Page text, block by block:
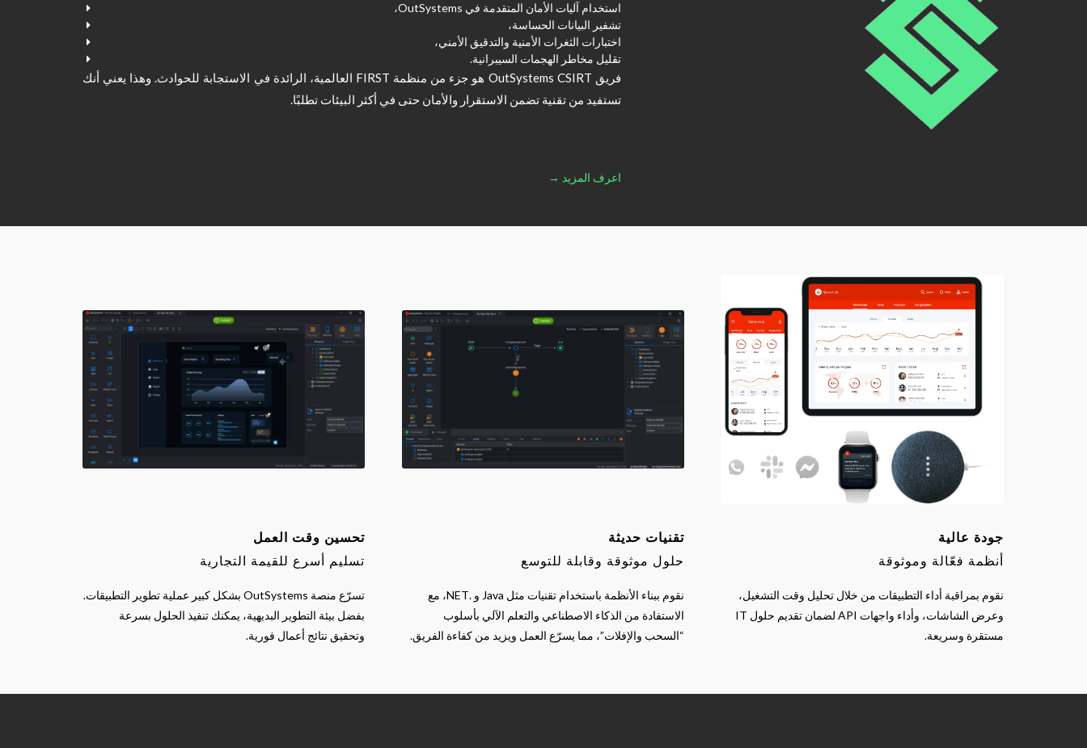
استخدام آليات الأمان المتقدمة في OutSystems،
تشفير البيانات الحساسة،
اختبارات الثغرات الأمنية والتدقيق الأمني،
تقليل مخاطر الهجمات السيبرانية.
فريق OutSystems CSIRT هو جزء من منظمة FIRST العالمية، الرائدة في الاستجابة للحوادث. وهذا يعني أنك
تستفيد من تقنية تضمن الاستقرار والأمان حتى في أكثر البيئات تطلبًا.
اعرف المزيد →
تحسين وقت العمل
تسليم أسرع للقيمة التجارية
تسرّع منصة OutSystems بشكل كبير عملية تطوير التطبيقات.
بفضل بيئة التطوير البديهية، يمكنك تنفيذ الحلول بسرعة
وتحقيق نتائج أعمال فورية.
تقنيات حديثة
حلول موثوقة وقابلة للتوسع
نقوم ببناء الأنظمة باستخدام تقنيات مثل Java و .NET، مع
الاستفادة من الذكاء الاصطناعي والتعلم الآلي بأسلوب
“السحب والإفلات”، مما يسرّع العمل ويزيد من كفاءة الفريق.
جودة عالية
أنظمة فعّالة وموثوقة
نقوم بمراقبة أداء التطبيقات من خلال تحليل وقت التشغيل،
وعرض الشاشات، وأداء واجهات API لضمان تقديم حلول IT
مستقرة وسريعة.